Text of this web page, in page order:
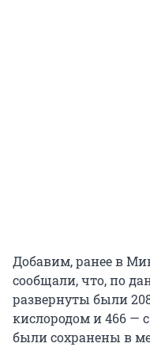
Добавим, ранее в
сообщали, что, по
развернуты были
кислородом и 466 —
были сохранены в